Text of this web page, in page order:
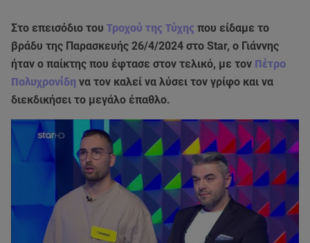
Στο επεισόδιο του Τροχού της Τύχης που είδαμε το
βράδυ της Παρασκευής 26/4/2024 στο Star, ο Γιάννης
ήταν ο παίκτης που έφτασε στον τελικό, με τον Πέτρο
Πολυχρονίδη να τον καλεί να λύσει τον γρίφο και να
διεκδικήσει το μεγάλο έπαθλο.